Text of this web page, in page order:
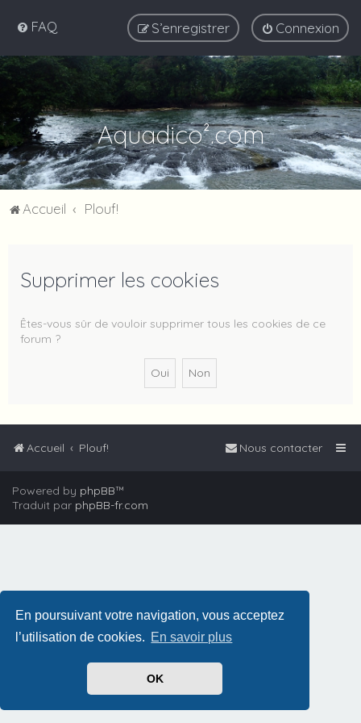
En poursuivant votre navigation, vous acceptez
l’utilisation de cookies. En savoir plus
OK
FAQ Connexion
S’enregistrer
Aquadico².com
Accueil Plouf!
Supprimer les cookies
Êtes-vous sûr de vouloir supprimer tous les cookies de ce
forum ?
Accueil Plouf! Nous contacter
Powered by phpBB™
Traduit par phpBB-fr.com